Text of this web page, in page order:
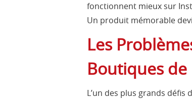
fonctionnent mieux sur
Un produit mémorable
Les
Boutiques de
L’un des plus grands